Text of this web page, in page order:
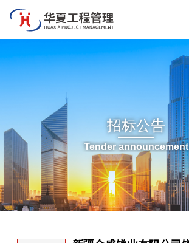
招标公告
Tender announcement